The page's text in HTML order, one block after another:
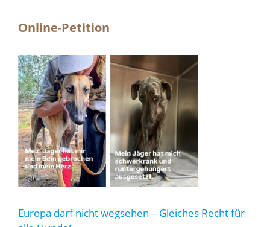
Online-Petition
Europa darf nicht wegsehen ‒ Gleiches Recht für